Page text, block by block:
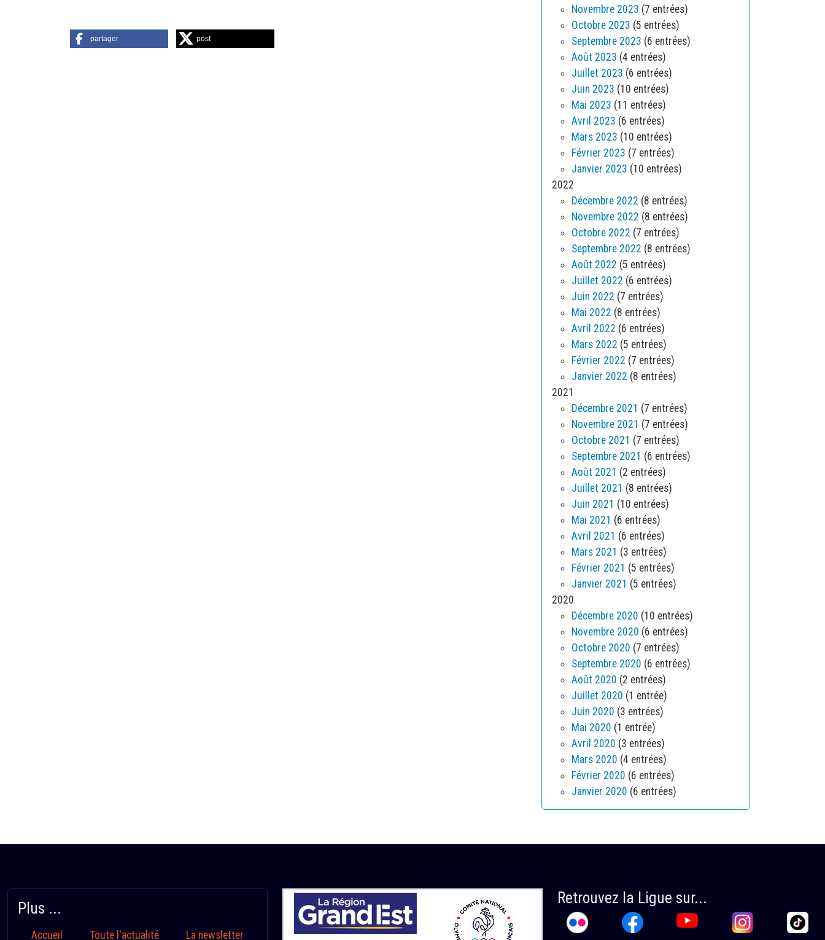
partager post
Novembre 2023 (7 entrées)
Octobre 2023 (5 entrées)
Septembre 2023 (6 entrées)
Août 2023 (4 entrées)
Juillet 2023 (6 entrées)
Juin 2023 (10 entrées)
Mai 2023 (11 entrées)
Avril 2023 (6 entrées)
Mars 2023 (10 entrées)
Février 2023 (7 entrées)
Janvier 2023 (10 entrées)
2022
Décembre 2022 (8 entrées)
Novembre 2022 (8 entrées)
Octobre 2022 (7 entrées)
Septembre 2022 (8 entrées)
Août 2022 (5 entrées)
Juillet 2022 (6 entrées)
Juin 2022 (7 entrées)
Mai 2022 (8 entrées)
Avril 2022 (6 entrées)
Mars 2022 (5 entrées)
Février 2022 (7 entrées)
Janvier 2022 (8 entrées)
2021
Décembre 2021 (7 entrées)
Novembre 2021 (7 entrées)
Octobre 2021 (7 entrées)
Septembre 2021 (6 entrées)
Août 2021 (2 entrées)
Juillet 2021 (8 entrées)
Juin 2021 (10 entrées)
Mai 2021 (6 entrées)
Avril 2021 (6 entrées)
Mars 2021 (3 entrées)
Février 2021 (5 entrées)
Janvier 2021 (5 entrées)
2020
Décembre 2020 (10 entrées)
Novembre 2020 (6 entrées)
Octobre 2020 (7 entrées)
Septembre 2020 (6 entrées)
Août 2020 (2 entrées)
Juillet 2020 (1 entrée)
Juin 2020 (3 entrées)
Mai 2020 (1 entrée)
Avril 2020 (3 entrées)
Mars 2020 (4 entrées)
Février 2020 (6 entrées)
Janvier 2020 (6 entrées)
Plus ...
Accueil Toute l'actualité La newsletter
Retrouvez la Ligue sur...